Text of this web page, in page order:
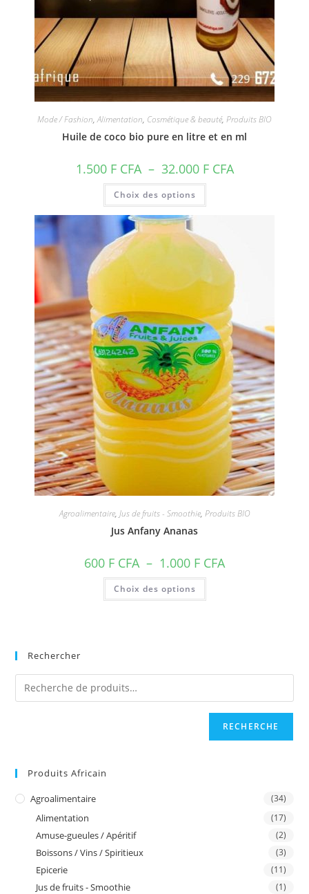
Mode / Fashion,Alimentation, Cosmétique & beauté, Produits BIO
Huile de coco bio pure en litre et en ml
1.500 F CFA – 32.000 F CFAde
Choix des options
Ce
a
options
peuvent
être
choisies
sur
page
du
produit
Agroalimentaire, Jus de fruits - Smoothie, Produits BIO
Jus Anfany Ananas
600 F CFA – 1.000 F CFAde
Choix des options
Ce
a
sur
produit
Rechercher
RECHERCHE
Produits Africain
Agroalimentaire (34)
Alimentation (17)
Amuse-gueules / Apéritif (2)
Boissons / Vins / Spiritieux (3)
Epicerie (11)
Jus de fruits - Smoothie (1)